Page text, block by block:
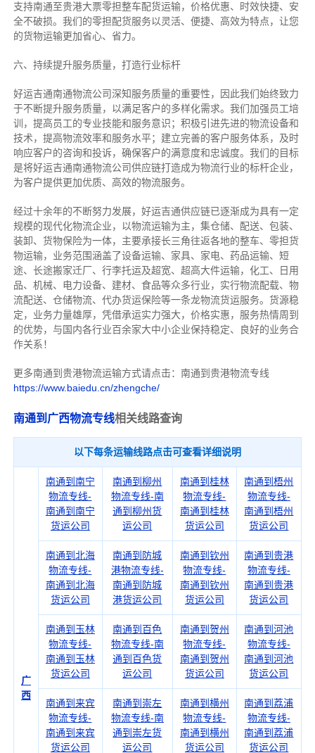
支持南通至贵港大票零担整车配货运输，价格优惠、时效快捷、安
全不破损。我们的零担配货服务以灵活、便捷、高效为特点，让您
的货物运输更加省心、省力。
六、持续提升服务质量，打造行业标杆
好运吉通南通物流公司深知服务质量的重要性，因此我们始终致力
于不断提升服务质量，以满足客户的多样化需求。我们加强员工培
训，提高员工的专业技能和服务意识；积极引进先进的物流设备和
技术，提高物流效率和服务水平；建立完善的客户服务体系，及时
响应客户的咨询和投诉，确保客户的满意度和忠诚度。我们的目标
是将好运吉通南通物流公司供应链打造成为物流行业的标杆企业，
为客户提供更加优质、高效的物流服务。
经过十余年的不断努力发展，好运吉通供应链已逐渐成为具有一定
规模的现代化物流企业，以物流运输为主，集仓储、配送、包装、
装卸、货物保险为一体，主要承接长三角往返各地的整车、零担货
物运输，业务范围涵盖了设备运输、家具、家电、药品运输、短
途、长途搬家迁厂、行李托运及超宽、超高大件运输，化工、日用
品、机械、电力设备、建材、食品等众多行业，实行物流配载、物
流配送、仓储物流、代办货运保险等一条龙物流货运服务。货源稳
定，业务力量雄厚，凭借承运实力强大，价格实惠，服务热情周到
的优势，与国内各行业百余家大中小企业保持稳定、良好的业务合
作关系！
更多南通到贵港物流运输方式请点击：南通到贵港物流专线
https://www.baiedu.cn/zhengche/
南通到广西物流专线相关线路查询
以下每条运输线路点击可查看详细说明
广
西
南通到南宁
物流专线-
南通到南宁
货运公司
南通到柳州
物流专线-南
通到柳州货
运公司
南通到桂林
物流专线-
南通到桂林
货运公司
南通到梧州
物流专线-
南通到梧州
货运公司
南通到北海
物流专线-
南通到北海
货运公司
南通到防城
港物流专线-
南通到防城
港货运公司
南通到钦州
物流专线-
南通到钦州
货运公司
南通到贵港
物流专线-
南通到贵港
货运公司
南通到玉林
物流专线-
南通到玉林
货运公司
南通到百色
物流专线-南
通到百色货
运公司
南通到贺州
物流专线-
南通到贺州
货运公司
南通到河池
物流专线-
南通到河池
货运公司
南通到来宾
物流专线-
南通到来宾
货运公司
南通到崇左
物流专线-南
通到崇左货
运公司
南通到横州
物流专线-
南通到横州
货运公司
南通到荔浦
物流专线-
南通到荔浦
货运公司